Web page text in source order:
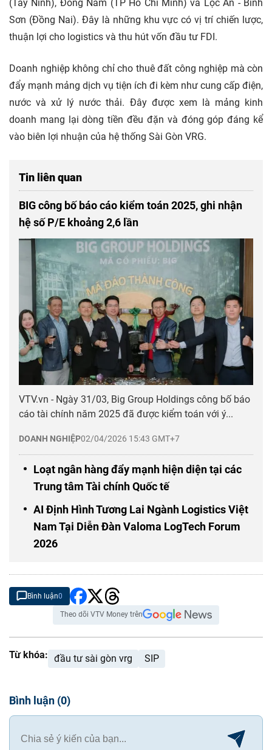
(Tây Ninh), Đông Nam (TP Hồ Chí Minh) và Lộc An - Bình
Sơn (Đồng Nai). Đây là những khu vực có vị trí chiến lược,
thuận lợi cho logistics và thu hút vốn đầu tư FDI.
Doanh nghiệp không chỉ cho thuê đất công nghiệp mà còn
đẩy mạnh mảng dịch vụ tiện ích đi kèm như cung cấp điện,
nước và xử lý nước thải. Đây được xem là mảng kinh
doanh mang lại dòng tiền đều đặn và đóng góp đáng kể
vào biên lợi nhuận của hệ thống Sài Gòn VRG.
Tin liên quan
BIG công bố báo cáo kiểm toán 2025, ghi nhận
hệ số P/E khoảng 2,6 lần
DOANH NGHIỆP02/04/2026 15:43 GMT+7
VTV.vn - Ngày 31/03, Big Group Holdings công bố báo
cáo tài chính năm 2025 đã được kiểm toán với ý...
Loạt ngân hàng đẩy mạnh hiện diện tại các
Trung tâm Tài chính Quốc tế
AI Định Hình Tương Lai Ngành Logistics Việt
Nam Tại Diễn Đàn Valoma LogTech Forum
2026
Bình luận0
Theo dõi VTV Money trên
Từ khóa: đầu tư sài gòn vrg SIP
Bình luận (0)